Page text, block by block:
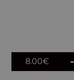
8.00€